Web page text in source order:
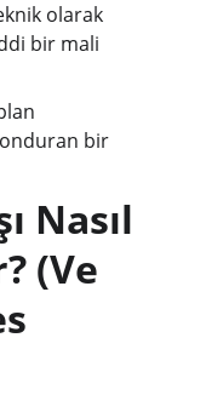
olarak
bir mali
bir
Nasıl
(Ve